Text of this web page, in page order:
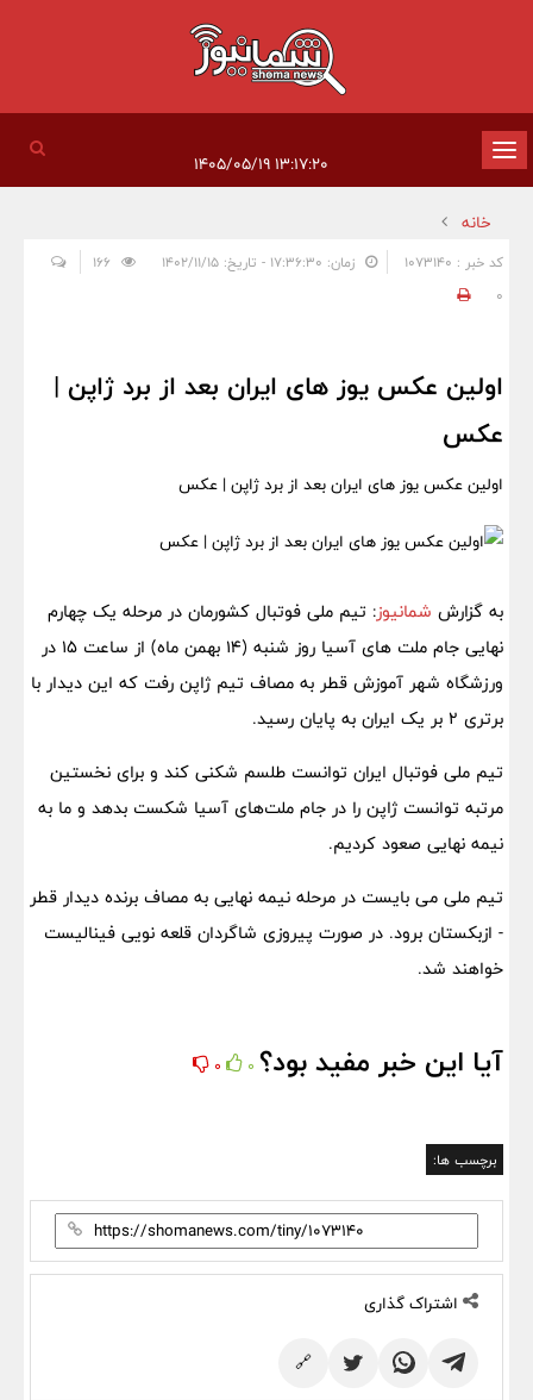
تغییر
وضعیت
ناوبری
خانه
کد خبر : 1073140 زمان: ۱۷:۳۶:۳۰ - تاریخ: ۱۴۰۲/۱۱/۱۵
0
اولین عکس یوز های ایران بعد از برد ژاپن |
عکس
اولین عکس یوز های ایران بعد از برد ژاپن | عکس
به گزارش شمانیوز: تیم ملی فوتبال کشورمان در مرحله یک چهارم
نهایی جام ملت های آسیا روز شنبه (14 بهمن ماه) از ساعت 15 در
ورزشگاه شهر آموزش قطر به مصاف تیم ژاپن رفت که این دیدار با
برتری 2 بر یک ایران به پایان رسید.
تیم ملی فوتبال ایران توانست طلسم شکنی کند و برای نخستین
مرتبه توانست ژاپن را در جام ملت‌های آسیا شکست بدهد و ما به
نیمه نهایی صعود کردیم.
تیم ملی می بایست در مرحله نیمه نهایی به مصاف برنده دیدار قطر
- ازبکستان برود. در صورت پیروزی شاگردان قلعه نویی فینالیست
خواهند شد.
آیا این خبر مفید بود؟ 0
0
برچسب ها:
اشتراک گذاری
🔗